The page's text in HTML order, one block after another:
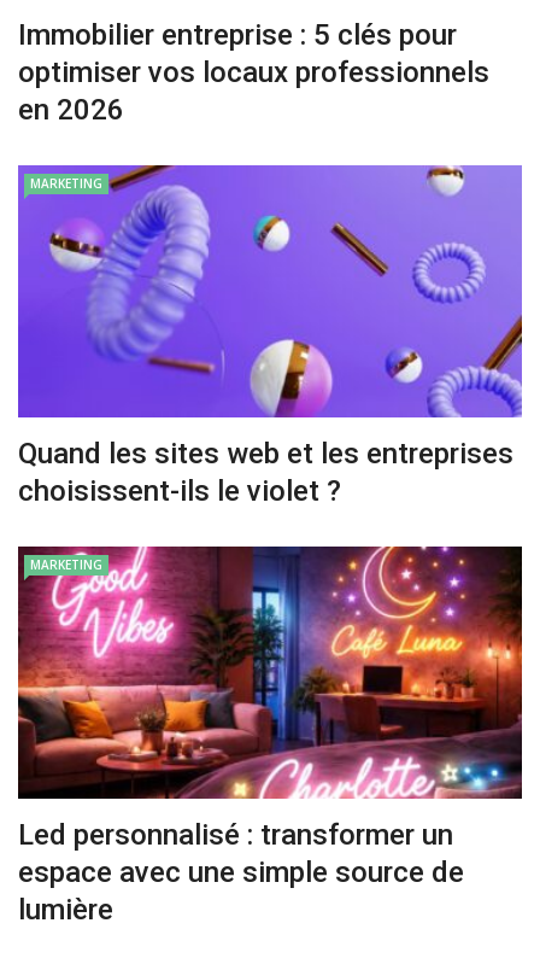
Immobilier entreprise : 5 clés pour
optimiser vos locaux professionnels
en 2026
MARKETING
Quand les sites web et les entreprises
choisissent-ils le violet ?
MARKETING
Led personnalisé : transformer un
espace avec une simple source de
lumière